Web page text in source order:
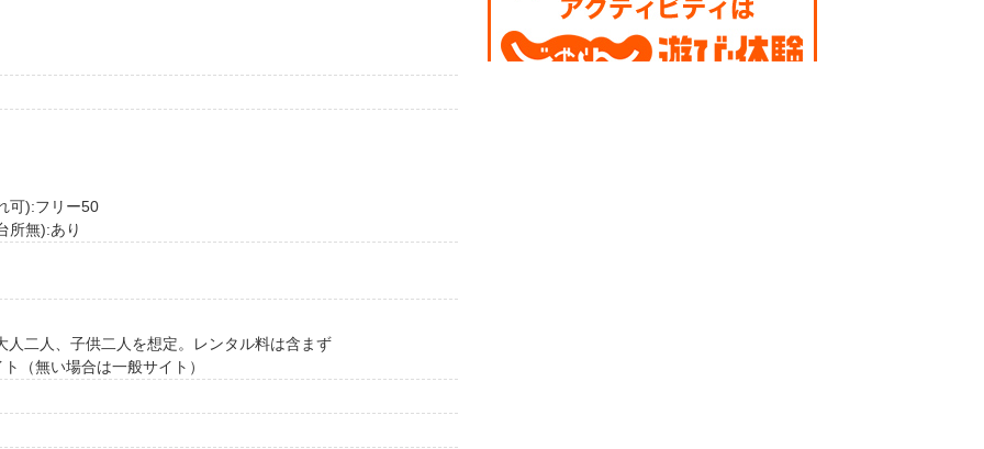
可):フリー50
所無):あり
人二人、子供二人を想定。レンタル料は含まず
（無い場合は一般サイト）